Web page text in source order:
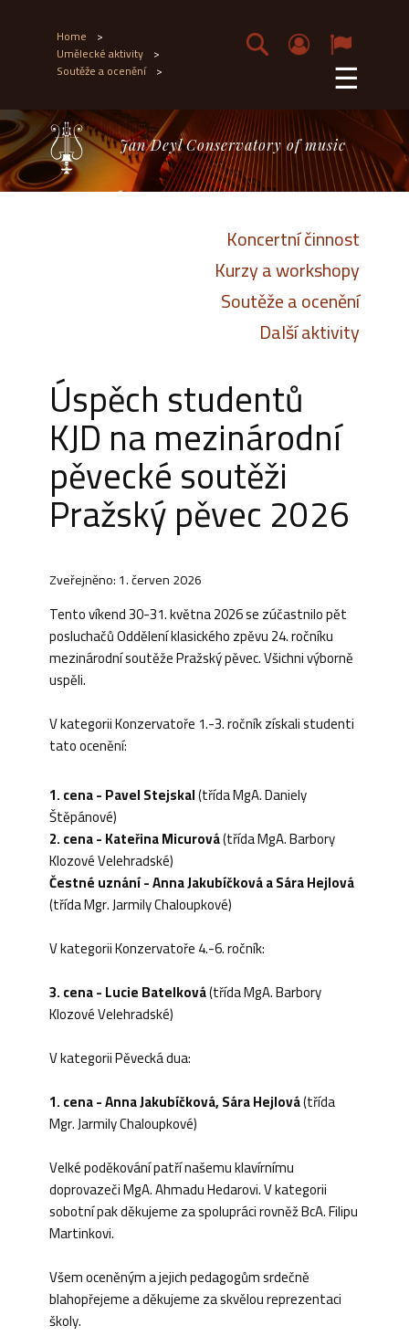
Home >
Umělecké aktivity >
Soutěže a ocenění > ☰
Jan Deyl Conservatory of music
Koncertní činnost
Kurzy a workshopy
Soutěže a ocenění
Další aktivity
Úspěch studentů
KJD na mezinárodní
pěvecké soutěži
Pražský pěvec 2026
Zveřejněno: 1. červen 2026
Tento víkend 30-31. května 2026 se zúčastnilo pět
posluchačů Oddělení klasického zpěvu 24. ročníku
mezinárodní soutěže Pražský pěvec. Všichni výborně
uspěli.
V kategorii Konzervatoře 1.-3. ročník získali studenti
tato ocenění:
1. cena - Pavel Stejskal(třída MgA. Daniely
Štěpánové)
2. cena - Kateřina Micurová(třída MgA. Barbory
Klozové Velehradské)
Čestné uznání - Anna Jakubíčková a Sára Hejlová
(třída Mgr. Jarmily Chaloupkové)
V kategorii Konzervatoře 4.-6. ročník:
3. cena - Lucie Batelková(třída MgA. Barbory
Klozové Velehradské)
V kategorii Pěvecká dua:
1. cena - Anna Jakubíčková, Sára Hejlová(třída
Mgr. Jarmily Chaloupkové)
Velké poděkování patří našemu klavírnímu
doprovazeči MgA. Ahmadu Hedarovi. V kategorii
sobotní pak děkujeme za spolupráci rovněž BcA. Filipu
Martinkovi.
Všem oceněným a jejich pedagogům srdečně
blahopřejeme a děkujeme za skvělou reprezentaci
školy.